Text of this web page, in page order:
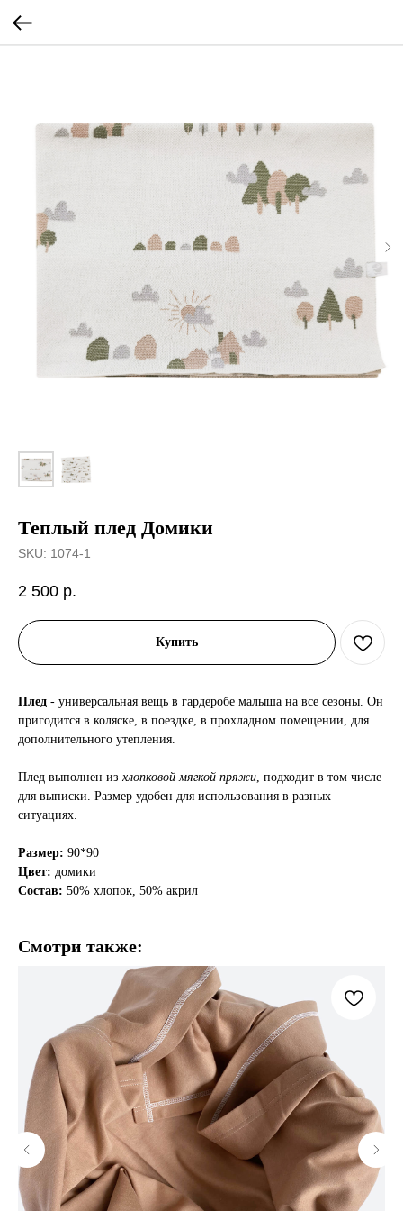
Теплый плед Домики
SKU: 1074-1
2 500 р.
Купить
Плед - универсальная вещь в гардеробе малыша на все сезоны. Он
пригодится в коляске, в поездке, в прохладном помещении, для
дополнительного утепления.
Плед выполнен из хлопковой мягкой пряжи, подходит в том числе
для выписки. Размер удобен для использования в разных
ситуациях.
Размер: 90*90
Цвет: домики
Состав: 50% хлопок, 50% акрил
Смотри также: